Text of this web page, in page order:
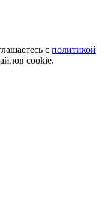
с политикой
cookie.